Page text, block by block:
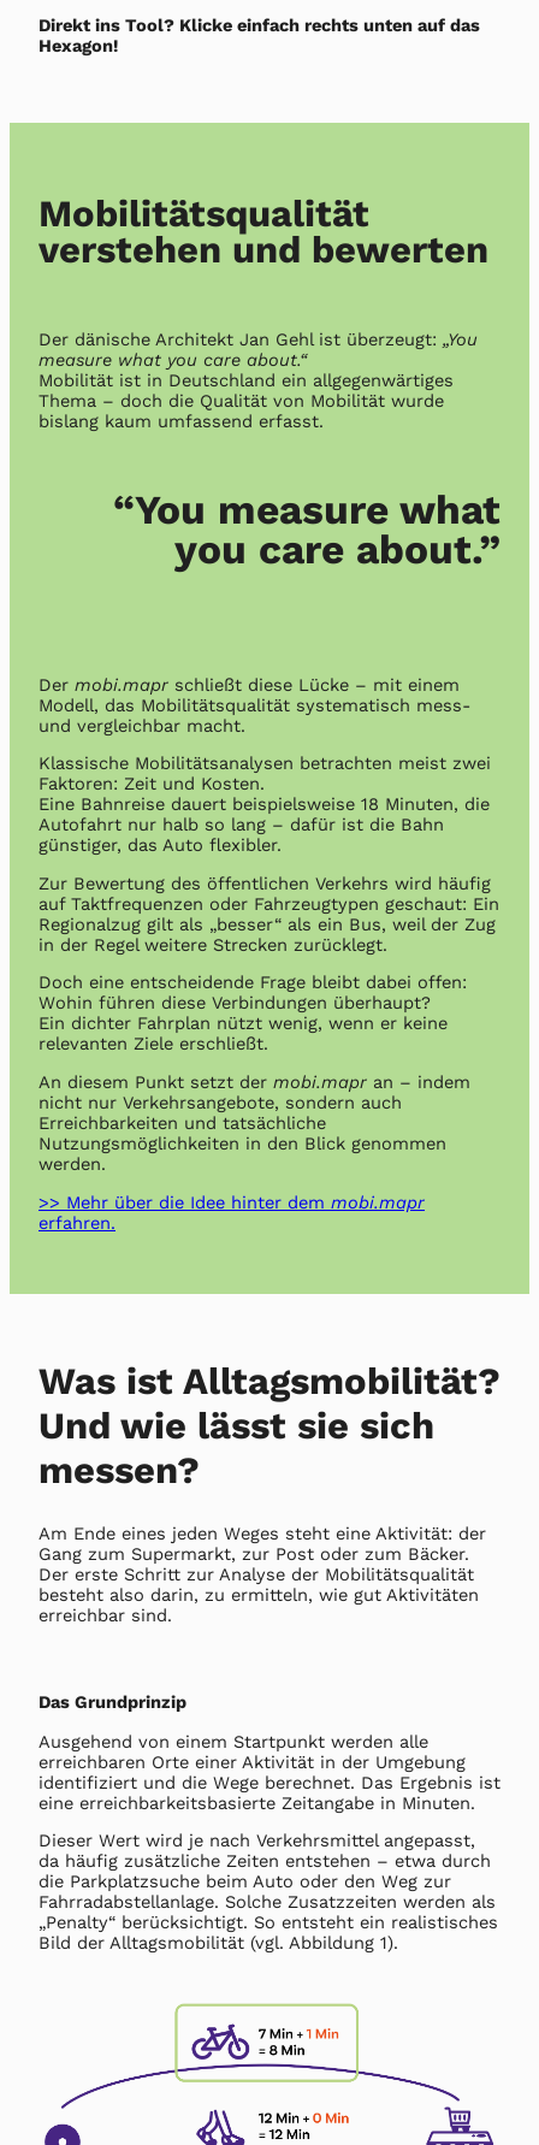
Direkt ins Tool? Klicke einfach rechts unten auf das
Hexagon!
Mobilitätsqualität
verstehen und bewerten
Der dänische Architekt Jan Gehl ist überzeugt: „You
measure what you care about.“
Mobilität ist in Deutschland ein allgegenwärtiges
Thema – doch die Qualität von Mobilität wurde
bislang kaum umfassend erfasst.
“You measure what
you care about.”
Der mobi.mapr schließt diese Lücke – mit einem
Modell, das Mobilitätsqualität systematisch mess-
und vergleichbar macht.
Klassische Mobilitätsanalysen betrachten meist zwei
Faktoren: Zeit und Kosten.
Eine Bahnreise dauert beispielsweise 18 Minuten, die
Autofahrt nur halb so lang – dafür ist die Bahn
günstiger, das Auto flexibler.
Zur Bewertung des öffentlichen Verkehrs wird häufig
auf Taktfrequenzen oder Fahrzeugtypen geschaut: Ein
Regionalzug gilt als „besser“ als ein Bus, weil der Zug
in der Regel weitere Strecken zurücklegt.
Doch eine entscheidende Frage bleibt dabei offen:
Wohin führen diese Verbindungen überhaupt?
Ein dichter Fahrplan nützt wenig, wenn er keine
relevanten Ziele erschließt.
An diesem Punkt setzt der mobi.mapr an – indem
nicht nur Verkehrsangebote, sondern auch
Erreichbarkeiten und tatsächliche
Nutzungsmöglichkeiten in den Blick genommen
werden.
>> Mehr über die Idee hinter dem mobi.mapr
erfahren.
Was ist Alltagsmobilität?
Und wie lässt sie sich
messen?
Am Ende eines jeden Weges steht eine Aktivität: der
Gang zum Supermarkt, zur Post oder zum Bäcker.
Der erste Schritt zur Analyse der Mobilitätsqualität
besteht also darin, zu ermitteln, wie gut Aktivitäten
erreichbar sind.
Das Grundprinzip
Ausgehend von einem Startpunkt werden alle
erreichbaren Orte einer Aktivität in der Umgebung
identifiziert und die Wege berechnet. Das Ergebnis ist
eine erreichbarkeitsbasierte Zeitangabe in Minuten.
Dieser Wert wird je nach Verkehrsmittel angepasst,
da häufig zusätzliche Zeiten entstehen – etwa durch
die Parkplatzsuche beim Auto oder den Weg zur
Fahrradabstellanlage. Solche Zusatzzeiten werden als
„Penalty“ berücksichtigt. So entsteht ein realistisches
Bild der Alltagsmobilität (vgl. Abbildung 1).